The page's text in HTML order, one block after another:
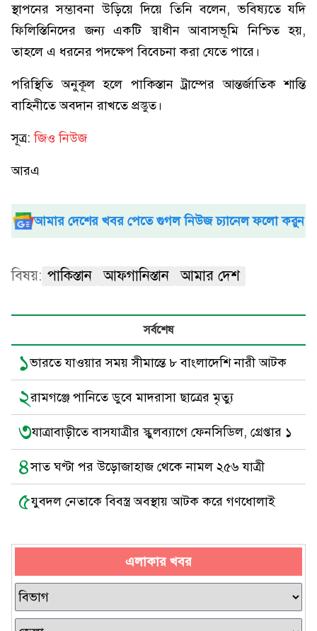
স্থাপনের সম্ভাবনা উড়িয়ে দিয়ে তিনি বলেন, ভবিষ্যতে যদি
ফিলিস্তিনিদের জন্য একটি স্বাধীন আবাসভূমি নিশ্চিত হয়,
তাহলে এ ধরনের পদক্ষেপ বিবেচনা করা যেতে পারে।
পরিস্থিতি অনুকূল হলে পাকিস্তান ট্রাম্পের আন্তর্জাতিক শান্তি
বাহিনীতে অবদান রাখতে প্রস্তুত।
সূত্র:জিও নিউজ
আরএ
আমার দেশের খবর পেতে গুগল নিউজ চ্যানেল ফলো করুন
বিষয়: পাকিস্তান আফগানিস্তান আমার দেশ
সর্বশেষ
১ভারতে যাওয়ার সময় সীমান্তে ৮ বাংলাদেশি নারী আটক
২রামগঞ্জে পানিতে ডুবে মাদরাসা ছাত্রের মৃত্যু
৩যাত্রাবাড়ীতে বাসযাত্রীর স্কুলব্যাগে ফেনসিডিল, গ্রেপ্তার ১
৪সাত ঘণ্টা পর উড়োজাহাজ থেকে নামল ২৫৬ যাত্রী
৫যুবদল নেতাকে বিবস্ত্র অবস্থায় আটক করে গণধোলাই
এলাকার খবর